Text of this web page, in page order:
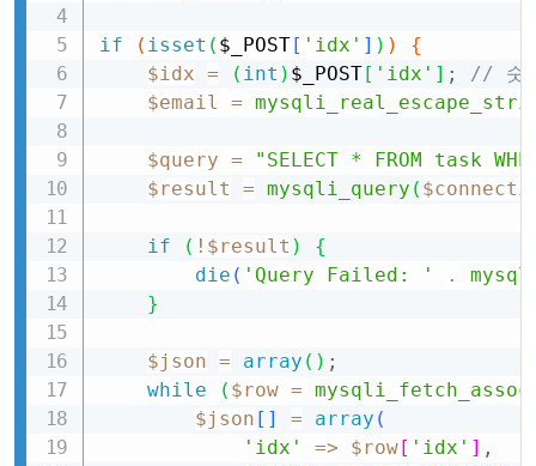
if ( isset ( $_POST[ 'idx' ] ) )
{
$idx = ( int ) $_POST[ 'idx' ] ;
// 숫
$email
=
$query =
"SELECT * FROM task
$result
= mysqli_query (
if ( ! $result )
{
die ( 'Query Failed: ' .
}
$json = array ( ) ;
while
( $row = mysqli_fetch_assoc
$json [ ] = array (
'idx'
=> $row[ 'idx' ] ,